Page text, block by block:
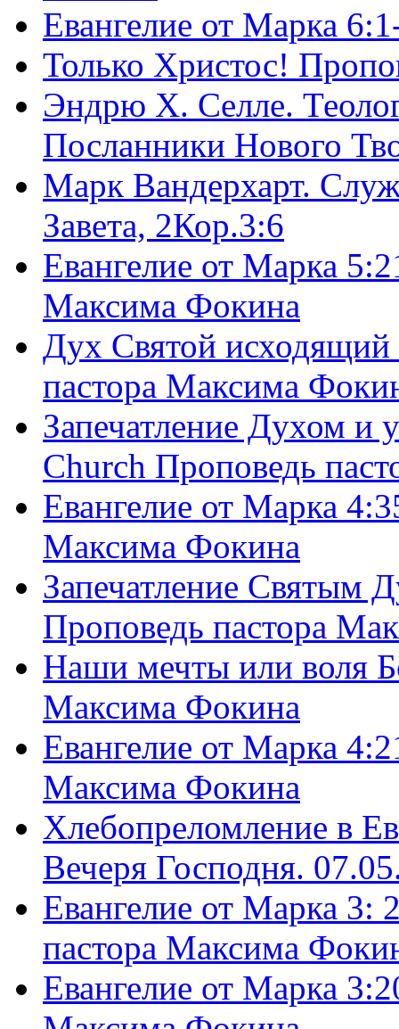
Евангелие от Марка
Только Христос!
Эндрю Х. Селле.
Посланники Нового
Марк Вандерхарт.
Завета, 2Кор.3:6
Евангелие от Марка
Максима Фокина
Дух Святой
пастора Максима
Запечатление Духом и
Church Проповедь
Евангелие от Марка
Максима Фокина
Запечатление Святым
Проповедь пастора
Наши мечты или воля
Максима Фокина
Евангелие от Марка
Максима Фокина
Хлебопреломление в
Вечеря Господня.
Евангелие от Марка 3:
пастора Максима
Евангелие от Марка